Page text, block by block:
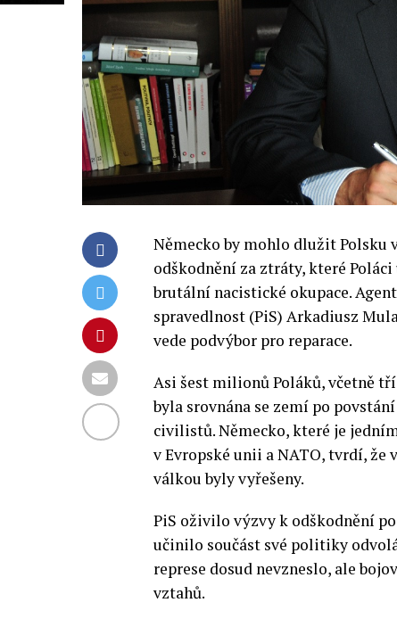
Německo by mohlo dlužit Polsku
odškodnění za ztráty, které
brutální nacistické okupace.
spravedlnost (PiS) Arkadiusz
vede podvýbor pro reparace.
Asi šest milionů Poláků, včetně
byla srovnána se zemí po
civilistů. Německo, které je
v Evropské unii a NATO, tvrdí, že
válkou byly vyřešeny.
PiS oživilo výzvy k odškodnění
učinilo součást své politiky
represe dosud nevzneslo, ale
vztahů.